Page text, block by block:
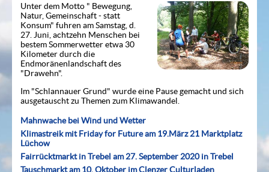
Unter dem Motto " Bewegung,
Natur, Gemeinschaft - statt
Konsum" fuhren am Samstag, d.
27. Juni, achtzehn Menschen bei
bestem Sommerwetter etwa 30
Kilometer durch die
Endmoränenlandschaft des
"Drawehn".
Im "Schlannauer Grund" wurde eine Pause gemacht und sich
ausgetauscht zu Themen zum Klimawandel.
Mahnwache bei Wind und Wetter
Klimastreik mit Friday for Future am 19.März 21 Marktplatz
Lüchow
Fairrücktmarkt in Trebel am 27. September 2020 in Trebel
Tauschmarkt am 10. Oktober im Clenzer Culturladen